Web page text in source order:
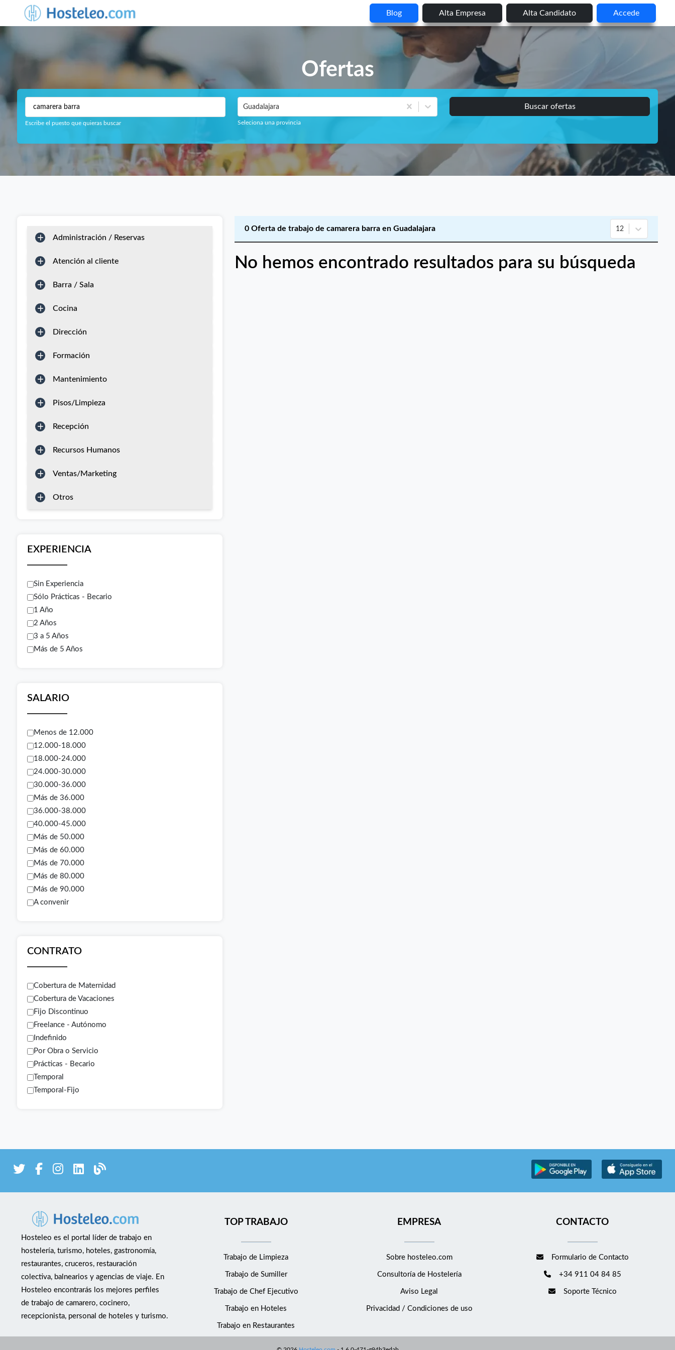
Blog Alta Empresa Alta Candidato Accede
Ofertas
Escribe el puesto que quieras buscar
Guadalajara
Seleciona una provincia
Buscar ofertas
Administración / Reservas
Atención al cliente
Barra / Sala
Cocina
Dirección
Formación
Mantenimiento
Pisos/Limpieza
Recepción
Recursos Humanos
Ventas/Marketing
Otros
EXPERIENCIA
Sin Experiencia
Sólo Prácticas - Becario
1 Año
2 Años
3 a 5 Años
Más de 5 Años
SALARIO
Menos de 12.000
12.000-18.000
18.000-24.000
24.000-30.000
30.000-36.000
Más de 36.000
36.000-38.000
40.000-45.000
Más de 50.000
Más de 60.000
Más de 70.000
Más de 80.000
Más de 90.000
A convenir
CONTRATO
Cobertura de Maternidad
Cobertura de Vacaciones
Fijo Discontinuo
Freelance - Autónomo
Indefinido
Por Obra o Servicio
Prácticas - Becario
Temporal
Temporal-Fijo
0 Oferta de trabajo de camarera barra en Guadalajara 12
No hemos encontrado resultados para su búsqueda
Hosteleo es el portal líder de trabajo en
hostelería, turismo, hoteles, gastronomía,
restaurantes, cruceros, restauración
colectiva, balnearios y agencias de viaje. En
Hosteleo encontrarás los mejores perfiles
de trabajo de camarero, cocinero,
recepcionista, personal de hoteles y turismo.
TOP TRABAJO
Trabajo de Limpieza
Trabajo de Sumiller
Trabajo de Chef Ejecutivo
Trabajo en Hoteles
Trabajo en Restaurantes
EMPRESA
Sobre hosteleo.com
Consultoría de Hostelería
Aviso Legal
Privacidad / Condiciones de uso
CONTACTO
Formulario de Contacto
+34 911 04 84 85
Soporte Técnico